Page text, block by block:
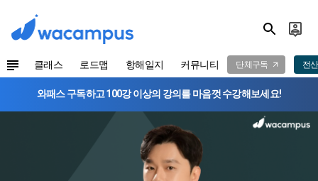
클래스 로드맵 항해일지 커뮤니티 단체구독 전
와패스 구독하고 100강 이상의 강의를 마음껏 수강해보세요!